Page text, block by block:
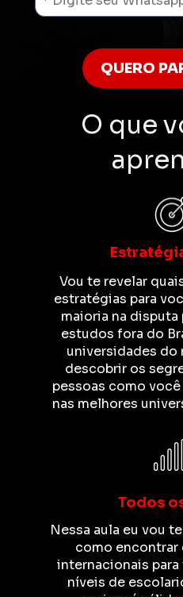
QUERO
O que
Todos
Vou te revelar
estratégias para
maioria na disputa
estudos fora do
universidades do
descobrir os
pessoas como
nas melhores
Nessa aula eu vou
como
internacionais
níveis de